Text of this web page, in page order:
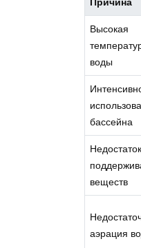
Высокая
воды
бассейна
Недостаток
веществ
аэрация